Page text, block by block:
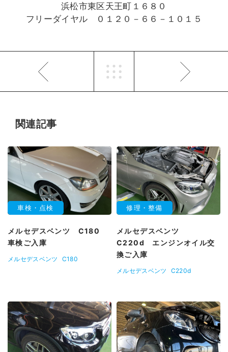
浜松市東区天王町１６８０
フリーダイヤル ０１２０－６６－１０１５
関連記事
車検・点検
メルセデスベンツ C180
車検ご入庫
メルセデスベンツ C180
修理・整備
メルセデスベンツ
C220d エンジンオイル交
換ご入庫
メルセデスベンツ C220d